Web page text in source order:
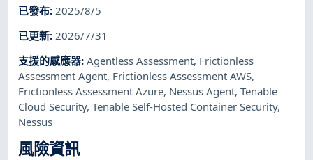
已發布: 2025/8/5
已更新:2026/7/31
支援的感應器:Agentless Assessment, Frictionless
Assessment Agent, Frictionless Assessment AWS,
Frictionless Assessment Azure, Nessus Agent,Tenable
Cloud Security,Tenable Self-Hosted Container Security,
Nessus
風險資訊